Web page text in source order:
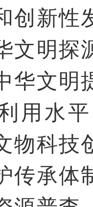
创新性
文明探
华文明
用水
物科技
传承体